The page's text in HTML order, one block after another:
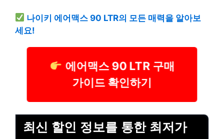
나이키 에어맥스 90 LTR의 모든 매력을 알아보
세요!
에어맥스 90 LTR 구매
가이드 확인하기
최신 할인 정보를 통한 최저가